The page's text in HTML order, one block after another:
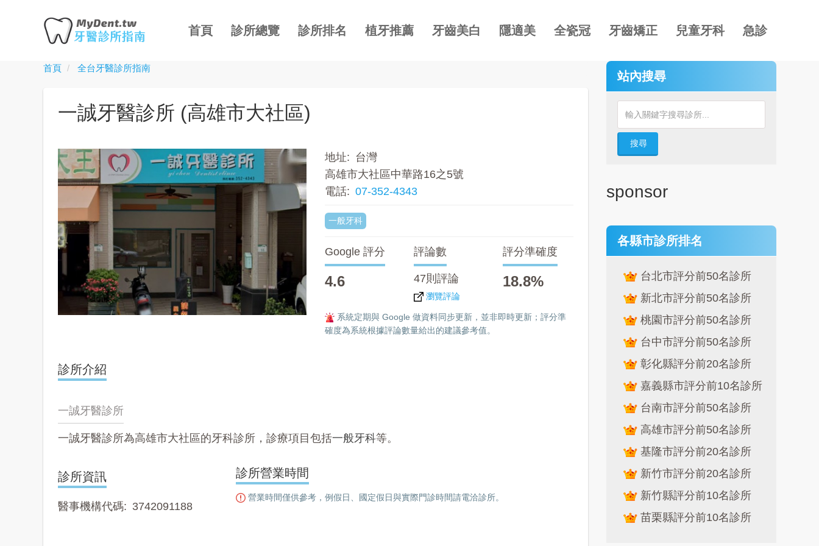
Toggle
導
首頁 診所總覽 診所排名 植牙推薦 牙齒美白 隱適美 全瓷冠 牙齒矯正 兒童牙科 急診
首頁 全台牙醫診所指南
一誠牙醫診所 (高雄市大社區)
地址
台灣
高雄市大社區中華路16之5號
電話
07-352-4343
一般牙科
Google 評分
4.6
評論數
47則評論
瀏覽評論
評分準確度
18.8%
系統定期與 Google 做資料同步更新，並非即時更新；評分準
確度為系統根據評論數量給出的建議參考值。
診所介紹
一誠牙醫診所
一誠牙醫診所為高雄市大社區的牙科診所，診療項目包括一般牙科等。
診所資訊
醫事機構代碼 3742091188
診所營業時間
營業時間僅供參考，例假日、國定假日與實際門診時間請電洽診所。
站內搜尋
搜尋
sponsor
各縣市診所排名
台北市評分前50名診所
新北市評分前50名診所
桃園市評分前50名診所
台中市評分前50名診所
彰化縣評分前20名診所
嘉義縣市評分前10名診所
台南市評分前50名診所
高雄市評分前50名診所
基隆市評分前20名診所
新竹市評分前20名診所
新竹縣評分前10名診所
苗栗縣評分前10名診所